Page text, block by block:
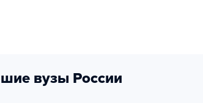
вузы России